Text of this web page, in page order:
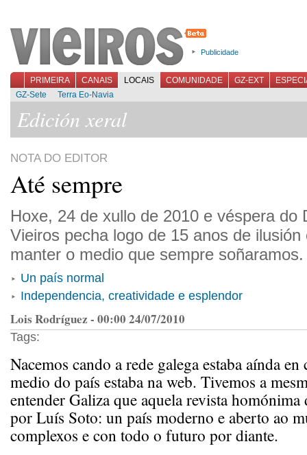
Publicidade
PRIMEIRA CANAIS LOCAIS COMUNIDADE GZ-EXT
GZ-Sete
Terra Eo-Navia
Edición xeral
NOTA DO EDITOR
Até sempre
Hoxe, 24 de xullo de 2010 e véspera do
Vieiros pecha logo de 15 anos de
manter o medio que sempre soñaramos.
Un país normal
Independencia, creatividade e esplendor
Lois Rodríguez - 00:00 24/07/2010
Tags:
Nacemos cando a rede galega estaba aínda
medio do país estaba na web. Tivemos a
entender Galiza que aquela revista
por Luís Soto: un país moderno e aberto ao
complexos e con todo o futuro por diante.